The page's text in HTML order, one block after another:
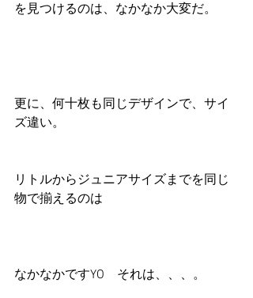
を見つけるのは、なかなか大変だ。
更に、何十枚も同じデザインで、サイ
ズ違い。
リトルからジュニアサイズまでを同じ
物で揃えるのは
なかなかですYO　それは、、、。